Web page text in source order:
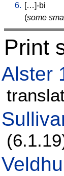
6. […]-bi
(some
Print
Alster